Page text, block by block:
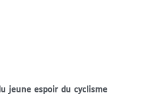
jeune espoir du cyclisme